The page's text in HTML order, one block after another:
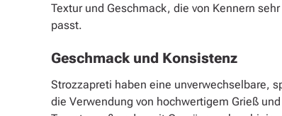
Textur und Geschmack, die von Kennern
passt.
Geschmack und Konsistenz
Strozzapreti haben eine unverwechselbare,
die Verwendung von hochwertigem Grieß